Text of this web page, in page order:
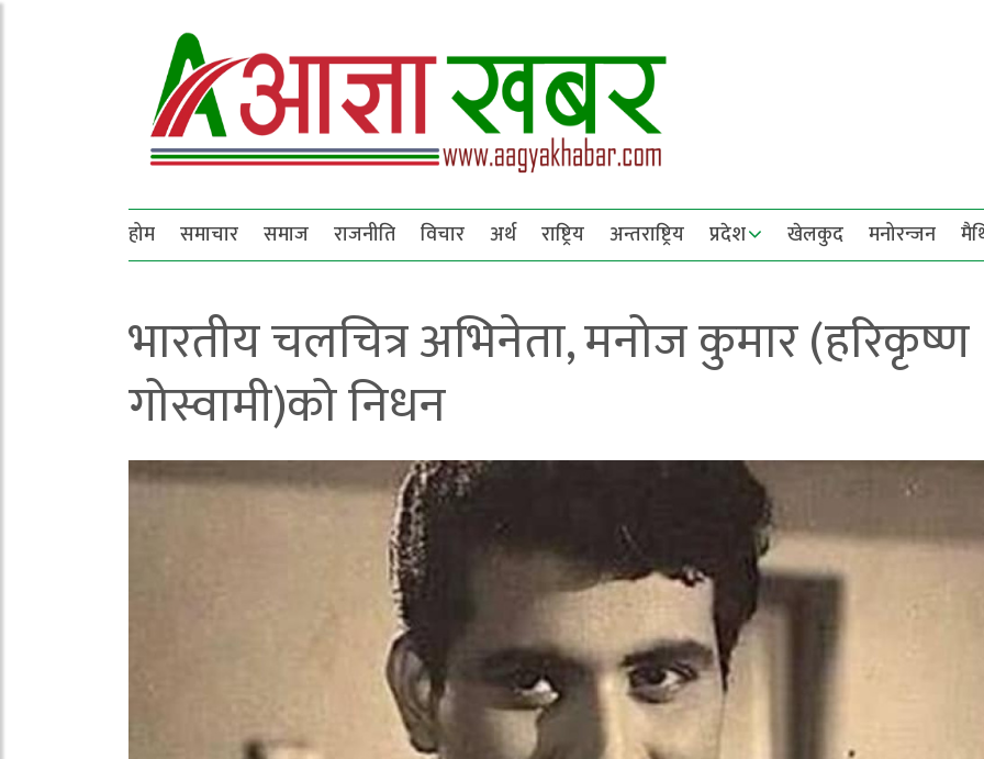
होम समाचार समाज राजनीति विचार अर्थ राष्ट्रिय अन्तराष्ट्रिय प्रदेश खेलकुद मनोरन्जन
भारतीय चलचित्र अभिनेता, मनोज कुमार (हरिकृष्ण
गोस्वामी)को निधन